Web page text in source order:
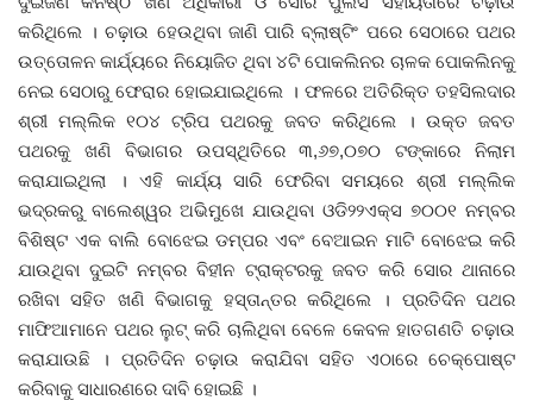
କି କଥା ବୋଇଲେ
ଦେଶ ବିଦେଶ
ପ୍ରଶାସନ ଖବର
ଜିଲ୍ଲା
ଆପଣଙ୍କ କଲମରୁ
ମହାନଗର
ଅପରାଧ
କରିଥିଲେ । ଚଢ଼ାଉ ହେଉଥିବା ଜାଣି ପାରି ବ୍ଲାଷ୍ଟିଂ ପରେ ସେଠାରେ ପଥର
ଉତ୍ତୋଳନ କାର୍ଯ୍ୟରେ ନିୟୋଜିତ ଥିବା ୪ଟି ପୋକଲିନର ଚାଳକ ପୋକଲିନକୁ
ନେଇ ସେଠାରୁ ଫେରାର ହୋଇଯାଇଥିଲେ । ଫଳରେ ଅତିରିକ୍ତ ତହସିଲଦାର
ଶ୍ରୀ ମଲ୍ଲିକ ୧୦୪ ଟ୍ରିପ ପଥରକୁ ଜବତ କରିଥିଲେ । ଉକ୍ତ ଜବତ
ପଥରକୁ ଖଣି ବିଭାଗର ଉପସ୍ଥିତିରେ ୩,୬୭,୦୭୦ ଟଙ୍କାରେ ନିଲାମ
କରାଯାଇଥିଲା । ଏହି କାର୍ଯ୍ୟ ସାରି ଫେରିବା ସମୟରେ ଶ୍ରୀ ମଲ୍ଲିକ
ଭଦ୍ରକରୁ ବାଲେଶ୍ୱର ଅଭିମୁଖେ ଯାଉଥିବା ଓଡି୨୨ଏକ୍ସ ୭୦୦୧ ନମ୍ବର
ବିଶିଷ୍ଟ ଏକ ବାଲି ବୋଝେଇ ଡମ୍ପର ଏବଂ ବେଆଇନ ମାଟି ବୋଝେଇ କରି
ଯାଉଥିବା ଦୁଇଟି ନମ୍ବର ବିହୀନ ଟ୍ରାକ୍ଟରକୁ ଜବତ କରି ସୋର ଥାନାରେ
ରଖିବା ସହିତ ଖଣି ବିଭାଗକୁ ହସ୍ତାନ୍ତର କରିଥିଲେ । ପ୍ରତିଦିନ ପଥର
ମାଫିଆମାନେ ପଥର ଲୁଟ୍‌ କରି ଚାଲିଥିବା ବେଳେ କେବଳ ହାତଗଣତି ଚଢ଼ାଉ
କରାଯାଉଛି । ପ୍ରତିଦିନ ଚଢ଼ାଉ କରାଯିବା ସହିତ ଏଠାରେ ଚେକ୍‌ପୋଷ୍ଟ
କରିବାକୁ ସାଧାରଣରେ ଦାବି ହୋଇଛି ।